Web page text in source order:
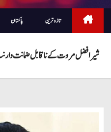
تازہ ترین پاکستان
شیر افضل مروت کے ناقابل ضمانت